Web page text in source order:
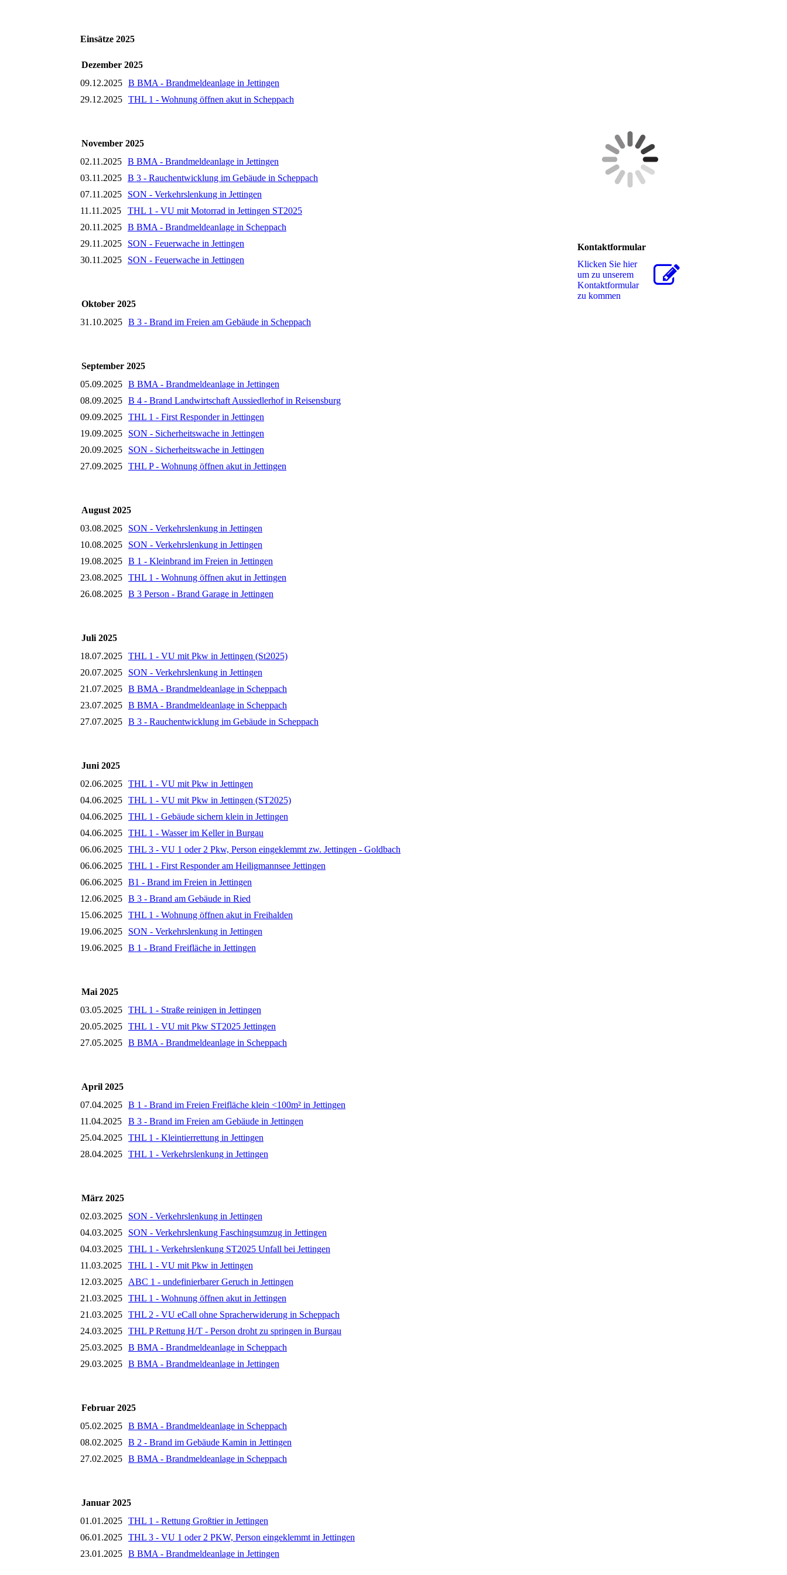
Einsätze 2025
Dezember 2025
09.12.2025 B BMA - Brandmeldeanlage in Jettingen
29.12.2025 THL 1 - Wohnung öffnen akut in Scheppach
November 2025
02.11.2025 B BMA - Brandmeldeanlage in Jettingen
03.11.2025 B 3 - Rauchentwicklung im Gebäude in Scheppach
07.11.2025
SON - Verkehrslenkung in Jettingen
11.11.2025
THL 1 - VU mit Motorrad in Jettingen ST2025
20.11.2025 B BMA - Brandmeldeanlage in Scheppach
29.11.2025
SON - Feuerwache in Jettingen
30.11.2025
SON - Feuerwache in Jettingen
Oktober 2025
31.10.2025 B 3 - Brand im Freien am Gebäude in Scheppach
September 2025
05.09.2025 B BMA - Brandmeldeanlage in Jettingen
08.09.2025 B 4 - Brand Landwirtschaft Aussiedlerhof in Reisensburg
09.09.2025 THL 1 - First Responder in Jettingen
19.09.2025
SON - Sicherheitswache in Jettingen
20.09.2025
SON - Sicherheitswache in Jettingen
27.09.2025 THL P - Wohnung öffnen akut in Jettingen
August 2025
03.08.2025
SON - Verkehrslenkung in Jettingen
10.08.2025
SON - Verkehrslenkung in Jettingen
19.08.2025 B 1 - Kleinbrand im Freien in Jettingen
23.08.2025 THL 1 - Wohnung öffnen akut in Jettingen
26.08.2025 B 3 Person - Brand Garage in Jettingen
Juli 2025
18.07.2025 THL 1 - VU mit Pkw in Jettingen (St2025)
20.07.2025
SON - Verkehrslenkung in Jettingen
21.07.2025 B BMA - Brandmeldeanlage in Scheppach
23.07.2025 B BMA - Brandmeldeanlage in Scheppach
27.07.2025 B 3 - Rauchentwicklung im Gebäude in Scheppach
Juni 2025
02.06.2025 THL 1 - VU mit Pkw in Jettingen
04.06.2025 THL 1 - VU mit Pkw in Jettingen (ST2025)
04.06.2025 THL 1 - Gebäude sichern klein in Jettingen
04.06.2025 THL 1 - Wasser im Keller in Burgau
06.06.2025 THL 3 - VU 1 oder 2 Pkw, Person eingeklemmt zw. Jettingen - Goldbach
06.06.2025 THL 1 - First Responder am Heiligmannsee Jettingen
06.06.2025 B1 - Brand im Freien in Jettingen
12.06.2025 B 3 - Brand am Gebäude in Ried
15.06.2025 THL 1 - Wohnung öffnen akut in Freihalden
19.06.2025
SON - Verkehrslenkung in Jettingen
19.06.2025 B 1 - Brand Freifläche in Jettingen
Mai 2025
03.05.2025 THL 1 - Straße reinigen in Jettingen
20.05.2025 THL 1 - VU mit Pkw ST2025 Jettingen
27.05.2025 B BMA - Brandmeldeanlage in Scheppach
April 2025
07.04.2025 B 1 - Brand im Freien Freifläche klein <100m² in Jettingen
11.04.2025
B 3 - Brand im Freien am Gebäude in Jettingen
25.04.2025 THL 1 - Kleintierrettung in Jettingen
28.04.2025 THL 1 - Verkehrslenkung in Jettingen
März 2025
02.03.2025
SON - Verkehrslenkung in Jettingen
04.03.2025
SON - Verkehrslenkung Faschingsumzug in Jettingen
04.03.2025 THL 1 - Verkehrslenkung ST2025 Unfall bei Jettingen
11.03.2025
THL 1 - VU mit Pkw in Jettingen
12.03.2025
ABC 1 - undefinierbarer Geruch in Jettingen
21.03.2025 THL 1 - Wohnung öffnen akut in Jettingen
21.03.2025 THL 2 - VU eCall ohne Spracherwiderung in Scheppach
24.03.2025 THL P Rettung H/T - Person droht zu springen in Burgau
25.03.2025 B BMA - Brandmeldeanlage in Scheppach
29.03.2025 B BMA - Brandmeldeanlage in Jettingen
Februar 2025
05.02.2025 B BMA - Brandmeldeanlage in Scheppach
08.02.2025 B 2 - Brand im Gebäude Kamin in Jettingen
27.02.2025 B BMA - Brandmeldeanlage in Scheppach
Januar 2025
01.01.2025 THL 1 - Rettung Großtier in Jettingen
06.01.2025 THL 3 - VU 1 oder 2 PKW, Person eingeklemmt in Jettingen
23.01.2025 B BMA - Brandmeldeanlage in Jettingen
Kontaktformular
Klicken Sie hier
um zu unserem
Kon­takt­for­mu­lar
zu kommen